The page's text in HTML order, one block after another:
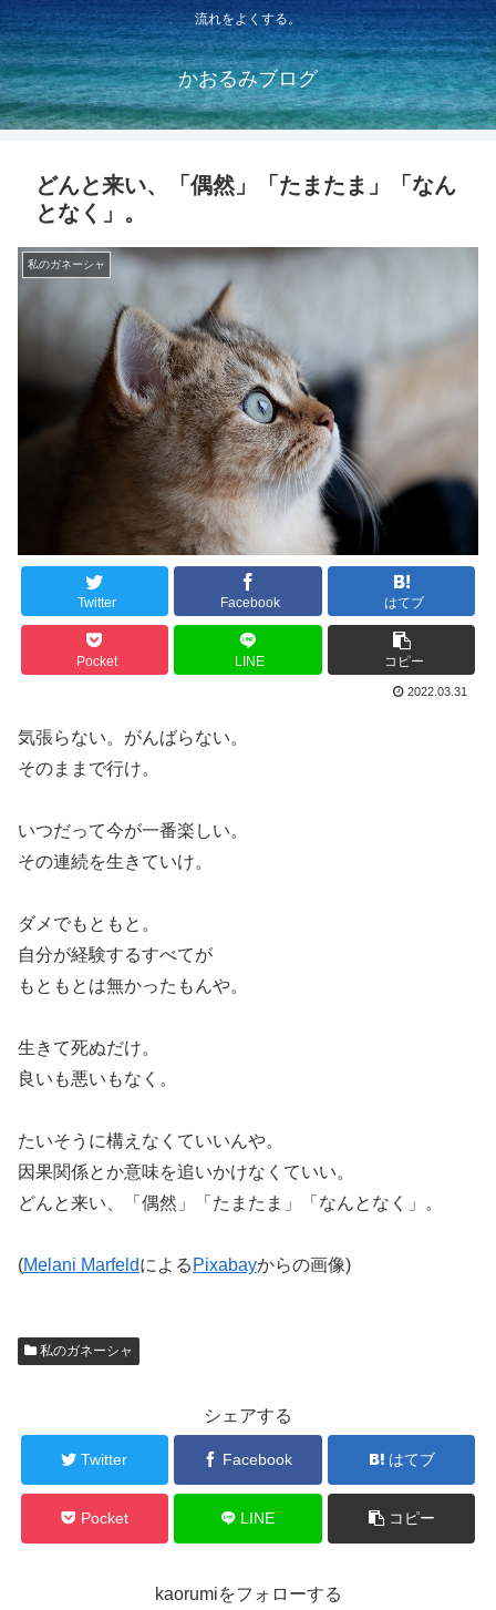
流れをよくする。
かおるみブログ
どんと来い、「偶然」「たまたま」「なん
となく」。
私のガネーシャ
Twitter Facebook はてブ
Pocket LINE コピー
2022.03.31
気張らない。がんばらない。
そのままで行け。
いつだって今が一番楽しい。
その連続を生きていけ。
ダメでもともと。
自分が経験するすべてが
もともとは無かったもんや。
生きて死ぬだけ。
良いも悪いもなく。
たいそうに構えなくていいんや。
因果関係とか意味を追いかけなくていい。
どんと来い、「偶然」「たまたま」「なんとなく」。
(Melani Marfeldによる Pixabayからの画像)
私のガネーシャ
シェアする
Twitter Facebook はてブ
Pocket LINE コピー
kaorumiをフォローする